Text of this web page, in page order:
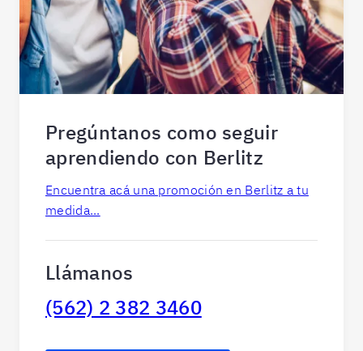
Pregúntanos como seguir
aprendiendo con Berlitz
Encuentra acá una promoción en Berlitz a tu
medida...
Llámanos
(562) 2 382 3460